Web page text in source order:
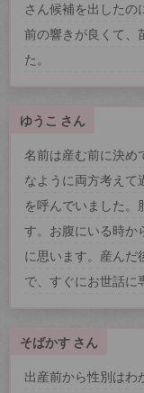
さん候補を出したの
前の響きが良くて、
た。
ゆうこ さん
名前は産む前に決め
なように両方考えて
を呼んでいました。
す。お腹にいる時か
に思います。産んだ
で、すぐにお世話に
そばかす さん
出産前から性別はわ